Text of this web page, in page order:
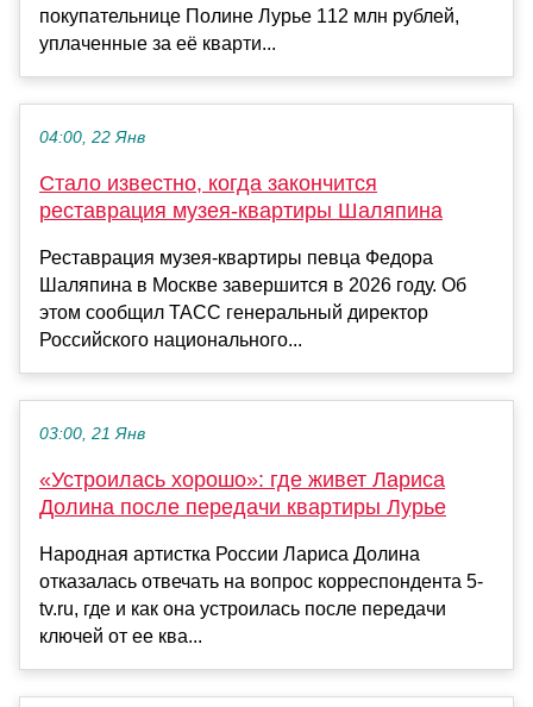
покупательнице Полине Лурье 112 млн рублей,
уплаченные за её кварти...
04:00, 22 Янв
Стало известно, когда закончится
реставрация музея-квартиры Шаляпина
Реставрация музея-квартиры певца Федора
Шаляпина в Москве завершится в 2026 году. Об
этом сообщил ТАСС генеральный директор
Российского национального...
03:00, 21 Янв
«Устроилась хорошо»: где живет Лариса
Долина после передачи квартиры Лурье
Народная артистка России Лариса Долина
отказалась отвечать на вопрос корреспондента 5-
tv.ru, где и как она устроилась после передачи
ключей от ее ква...